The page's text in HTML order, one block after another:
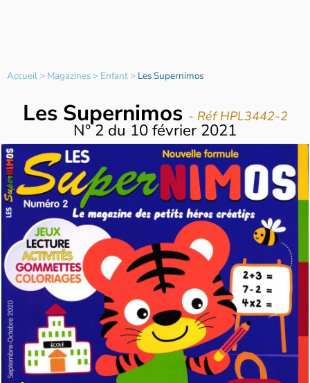
Accueil> Magazines> Enfant> Les Supernimos
Les Supernimos - Réf HPL3442-2
N°2 du 10 février 2021